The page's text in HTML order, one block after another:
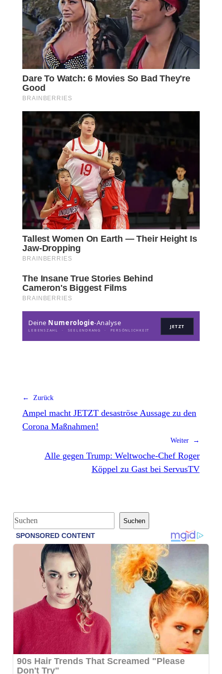
Deine Numerologie-Analyse
LEBENSZAHL · SEELENDRANG · PERSÖNLICHKEIT
JETZT
← Zurück
Ampel macht JETZT desaströse Aussage zu den
Corona Maßnahmen!
Weiter →
Alle gegen Trump: Weltwoche-Chef Roger
Köppel zu Gast bei ServusTV
S
u
Suchen